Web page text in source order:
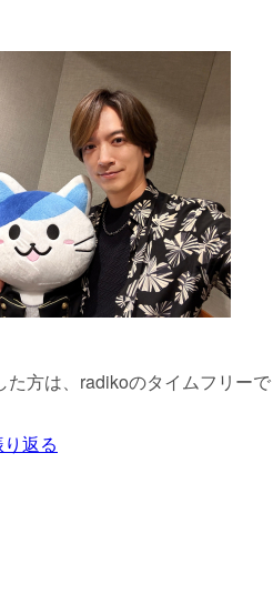
た方は、radikoのタイムフリー
返る